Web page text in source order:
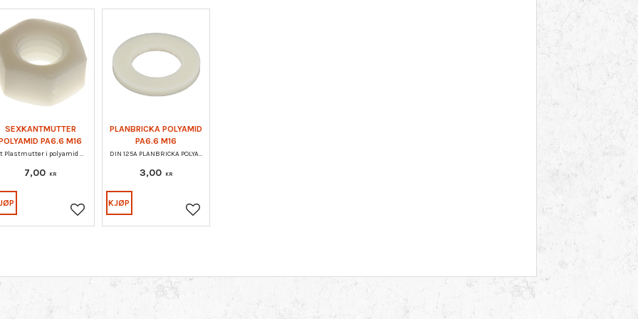
SEXKANTMUTTER
PA6.6 M16
7,00 KR
Lagre som favoritt
PLANBRICKA POLYAMID
PA6.6 M16
3,00 KR
Lagre som favoritt
KJØP